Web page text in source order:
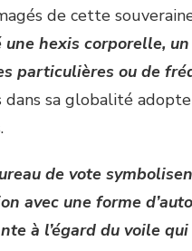
de cette
hexis corporelle,
particulières ou de
sa globalité
de vote
avec une forme
à l’égard du voile